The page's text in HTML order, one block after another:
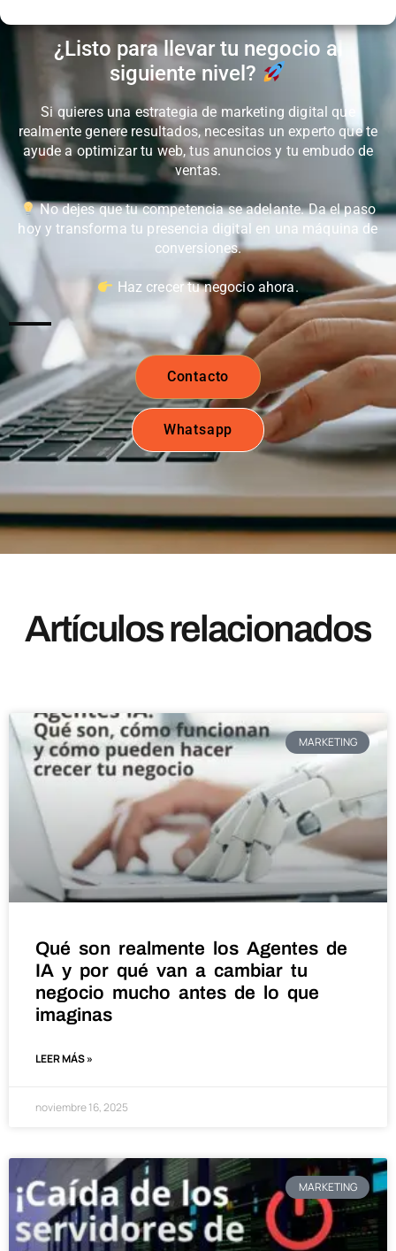
¿Listo para llevar tu negocio al
siguiente nivel?
Si quieres una estrategia de marketing digital que
realmente genere resultados, necesitas un experto que te
ayude a optimizar tu web, tus anuncios y tu embudo de
ventas.
No dejes que tu competencia se adelante. Da el paso
hoy y transforma tu presencia digital en una máquina de
conversiones.
Haz crecer tu negocio ahora.
Contacto
Whatsapp
Artículos relacionados
MARKETING
Qué son realmente los Agentes de
IA y por qué van a cambiar tu
negocio mucho antes de lo que
imaginas
LEER MÁS »
noviembre 16, 2025
MARKETING